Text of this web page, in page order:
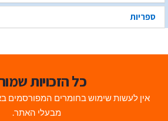
ספריות
כל הזכויות
אין לעשות שימוש בחומרים המפורסמים
מבעלי האתר.